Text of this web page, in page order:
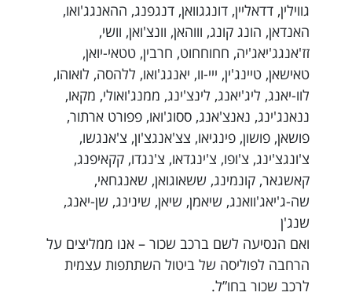
גווילין, דדאליין, דונגגוואן, דנגפנג, ההאנגג'ואו,
האנדאן, הונג קונג, וווהאן, וונצ'ואן, וושי,
זז'אנגג'יאג'יה, חחוחחוט, חרבין, טטאי-יואן,
טאישאן, טיינג'ין, ייי-וו, יאנגג'ואו, ללהסה, לואוהו,
לוו-יאנג, ליג'יאנג, לינצ'ינג, ממנג'ואולי, מקאו,
ננאנג'ינג, נאנצ'אנג, ססוג'ואו, פפורט ארתור,
פושאן, פושון, פינגיאו, צצ'אנגצ'ון, צ'אנגשו,
צ'ונגצ'ינג, צ'ופו, צ'ינגדאו, צ'נגדו, קקאיפנג,
קאשגאר, קונמינג, ששאוגואן, שאנגחאי,
שה-ג'יאג'וואנג, שיאמן, שיאן, שינינג, שן-יאנג,
שנג'ן
ואם הנסיעה לשם ברכב שכור – אנו ממליצים על
הרחבה לפוליסה של ביטול השתתפות עצמית
לרכב שכור בחו”ל.